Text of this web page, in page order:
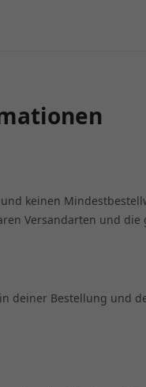
keinen
Versandarten und
deiner Bestellung und